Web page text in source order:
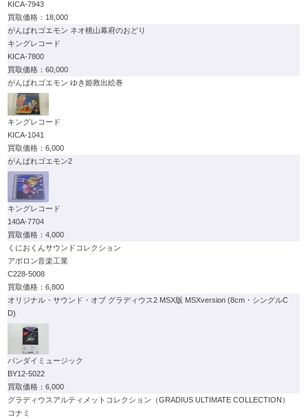
KICA-7943
18,000
がんばれゴエモン ネオ桃山幕府のおどり
キングレコード
KICA-7800
60,000
がんばれゴエモン ゆき姫救出絵巻
キングレコード
KICA-1041
6,000
がんばれゴエモン2
キングレコード
140A-7704
4,000
くにおくんサウンドコレクション
アポロン音楽工業
C228-5008
6,800
オリジナル・サウンド・オブ グラディウス2 MSX版 MSXversion (8cm・シングルC
D)
バンダイミュージック
BY12-5022
6,000
グラディウスアルティメットコレクション（GRADIUS ULTIMATE COLLECTION）
コナミ